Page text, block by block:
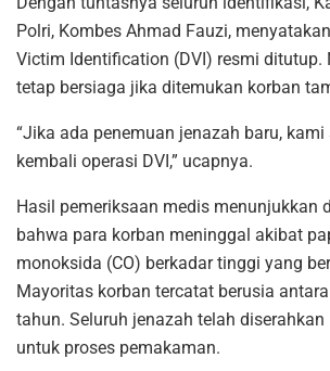
Polri, Kombes Ahmad Fauzi,
Victim Identification (DVI) resmi ditutup.
tetap bersiaga jika ditemukan korban
“Jika ada penemuan jenazah baru,
kembali operasi DVI,” ucapnya.
Hasil pemeriksaan medis menunjukkan
bahwa para korban meninggal akibat
monoksida (CO) berkadar tinggi yang
Mayoritas korban tercatat berusia
tahun. Seluruh jenazah telah diserahkan
untuk proses pemakaman.